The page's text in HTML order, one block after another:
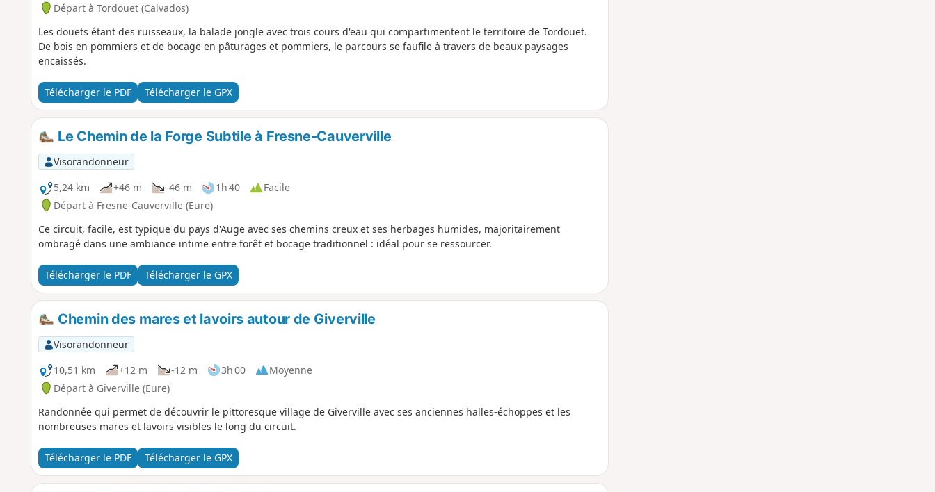
Départ à Tordouet (Calvados)
Les douets étant des ruisseaux, la balade jongle avec trois cours d'eau qui compartimentent le territoire de Tordouet.
De bois en pommiers et de bocage en pâturages et pommiers, le parcours se faufile à travers de beaux paysages
encaissés.
Télécharger le PDF Télécharger le GPX
Le Chemin de la Forge Subtile à Fresne-Cauverville
Visorandonneur
5,24 km
+46 m -46 m 1h 40
Facile
Départ à Fresne-Cauverville (Eure)
Ce circuit, facile, est typique du pays d'Auge avec ses chemins creux et ses herbages humides, majoritairement
ombragé dans une ambiance intime entre forêt et bocage traditionnel : idéal pour se ressourcer.
Télécharger le PDF Télécharger le GPX
Chemin des mares et lavoirs autour de Giverville
Visorandonneur
10,51 km
+12 m -12 m 3h 00
Moyenne
Départ à Giverville (Eure)
Randonnée qui permet de découvrir le pittoresque village de Giverville avec ses anciennes halles-échoppes et les
nombreuses mares et lavoirs visibles le long du circuit.
Télécharger le PDF Télécharger le GPX